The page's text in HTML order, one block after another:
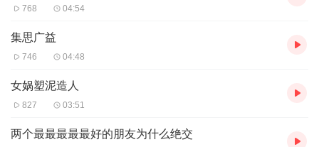
768 04:54
集思广益
746 04:48
女娲塑泥造人
827 03:51
两个最最最最最好的朋友为什么绝交